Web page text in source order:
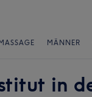
MASSAGE MÄNNER
in